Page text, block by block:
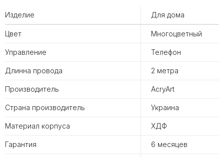
Изделие Для дома
Цвет Многоцветный
Управление Телефон
Длинна провода 2 метра
Производитель AcryArt
Страна производитель Украина
Материал корпуса ХДФ
Гарантия 6 месяцев